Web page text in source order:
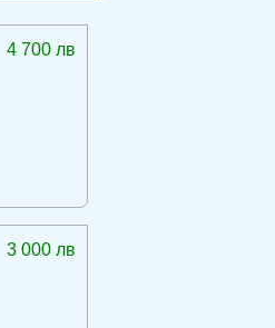
4 700 лв
3 000 лв